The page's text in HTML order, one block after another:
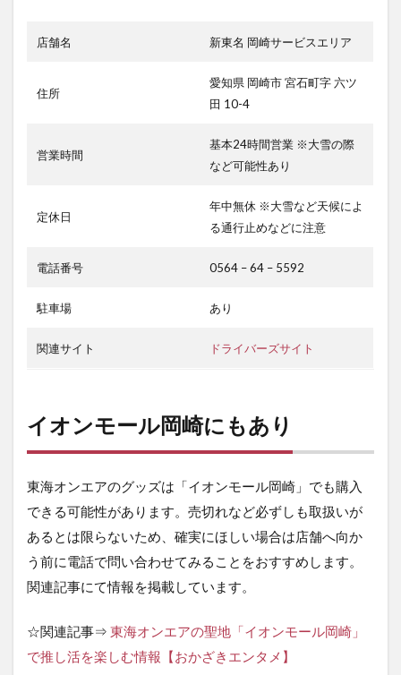
店舗名 新東名 岡崎サービスエリア
住所
愛知県 岡崎市 宮石町字 六ツ
田 10-4
営業時間
基本24時間営業 ※大雪の際
など可能性あり
定休日
年中無休 ※大雪など天候によ
る通行止めなどに注意
電話番号 0564 – 64 – 5592
駐車場 あり
関連サイト ドライバーズサイト
イオンモール岡崎にもあり
東海オンエアのグッズは「イオンモール岡崎」でも購入
できる可能性があります。売切れなど必ずしも取扱いが
あるとは限らないため、確実にほしい場合は店舗へ向か
う前に電話で問い合わせてみることをおすすめします。
関連記事にて情報を掲載しています。
☆関連記事⇒ 東海オンエアの聖地「イオンモール岡崎」
で推し活を楽しむ情報【おかざきエンタメ】